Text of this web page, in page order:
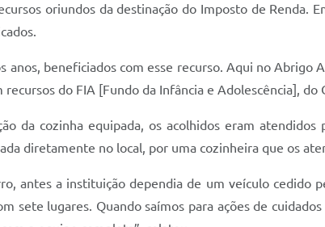
oriundos da destinação do Imposto de Renda.
anos, beneficiados com esse recurso. Aqui no
recursos do FIA [Fundo da Infância e Adolescência],
da cozinha equipada, os acolhidos eram
diretamente no local, por uma cozinheira que os
antes a instituição dependia de um veículo cedido
sete lugares. Quando saímos para ações de